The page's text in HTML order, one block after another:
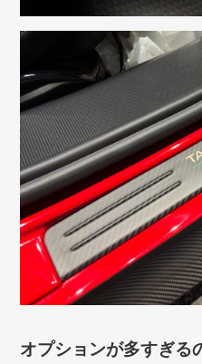
オプションが多すぎる